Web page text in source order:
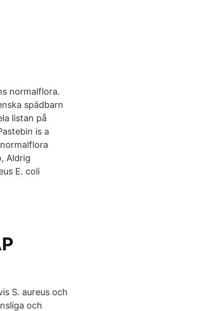
normalflora.
spädbarn
listan på
is a
Aldrig
E. coli
S. aureus och
och